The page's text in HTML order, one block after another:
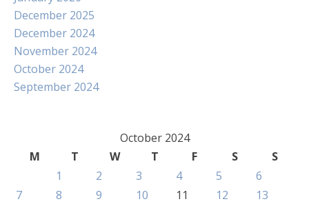
December 2025
December 2024
November 2024
October 2024
September 2024
October 2024
M
T W T F S
S
1
2 3 4 5
6
7
8 9 10 11 12
13